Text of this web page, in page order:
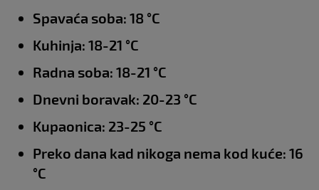
Spavaća soba: 18 °C
Kuhinja: 18-21 °C
Radna soba: 18-21 °C
Dnevni boravak: 20-23 °C
Kupaonica: 23-25 °C
Preko dana kad nikoga nema kod kuće: 16
°C